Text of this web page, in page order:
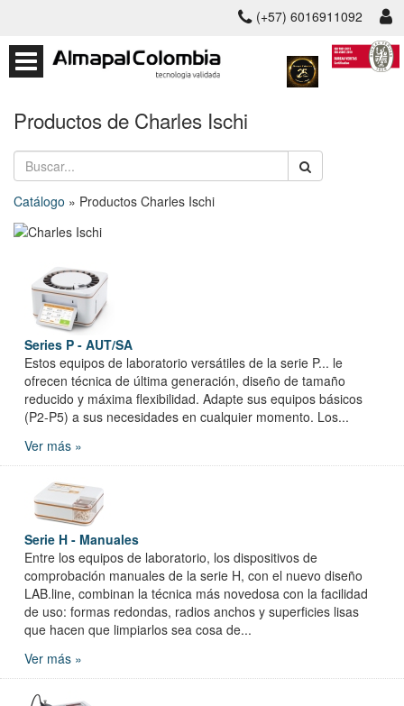
(+57) 6016911092
Productos de Charles Ischi
Catálogo » Productos Charles Ischi
Series P - AUT/SA
Estos equipos de laboratorio versátiles de la serie P... le
ofrecen técnica de última generación, diseño de tamaño
reducido y máxima flexibilidad. Adapte sus equipos básicos
(P2-P5) a sus necesidades en cualquier momento. Los...
Ver más »
Serie H - Manuales
Entre los equipos de laboratorio, los dispositivos de
comprobación manuales de la serie H, con el nuevo diseño
LAB.line, combinan la técnica más novedosa con la facilidad
de uso: formas redondas, radios anchos y superficies lisas
que hacen que limpiarlos sea cosa de...
Ver más »